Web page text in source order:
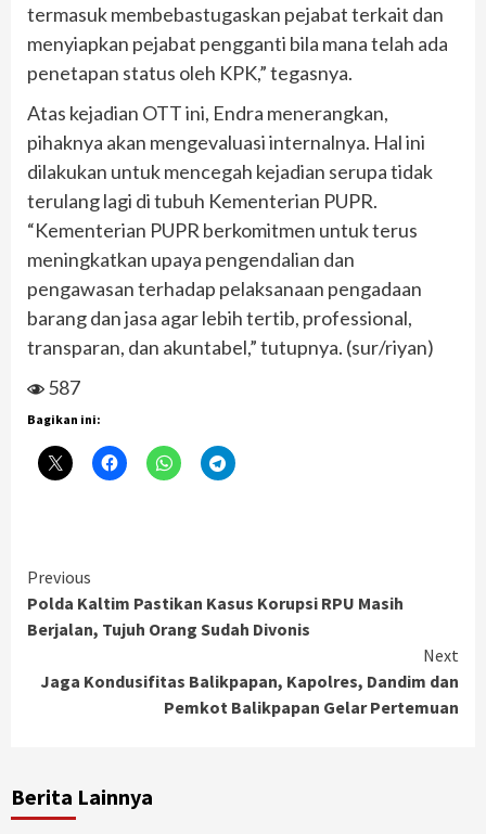
termasuk membebastugaskan pejabat terkait dan
menyiapkan pejabat pengganti bila mana telah ada
penetapan status oleh KPK,” tegasnya.
Atas kejadian OTT ini, Endra menerangkan,
pihaknya akan mengevaluasi internalnya. Hal ini
dilakukan untuk mencegah kejadian serupa tidak
terulang lagi di tubuh Kementerian PUPR.
“Kementerian PUPR berkomitmen untuk terus
meningkatkan upaya pengendalian dan
pengawasan terhadap pelaksanaan pengadaan
barang dan jasa agar lebih tertib, professional,
transparan, dan akuntabel,” tutupnya. (sur/riyan)
587
Bagikan ini:
Continue
Reading
Previous
Polda Kaltim Pastikan Kasus Korupsi RPU Masih
Berjalan, Tujuh Orang Sudah Divonis
Next
Jaga Kondusifitas Balikpapan, Kapolres, Dandim dan
Pemkot Balikpapan Gelar Pertemuan
Berita Lainnya